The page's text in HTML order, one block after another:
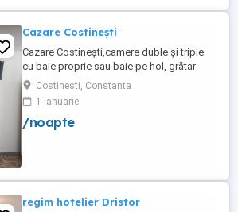
de joaca pentru copii. Apartamentul ...
Cazare Costinești
Cazare Costinești,camere duble și triple
cu baie proprie sau baie pe hol, grătar
frigider curte,parcare proprie , prețuri
începând de la 150 lei pe noapte,telefon
Costinesti, Constanta
1 ianuarie
/noapte
regim hotelier Dristor